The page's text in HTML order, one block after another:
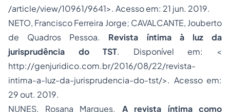
/article/view/10961/9641>. Acesso em: 21 jun. 2019.
NETO, Francisco Ferreira Jorge; CAVALCANTE, Jouberto
de Quadros Pessoa. Revista íntima à luz da
jurisprudência do TST. Disponível em: <
http://genjuridico.com.br/2016/08/22/revista-
intima-a-luz-da-jurisprudencia-do-tst/>. Acesso em:
29 out. 2019.
NUNES, Rosana Marques. A revista íntima como